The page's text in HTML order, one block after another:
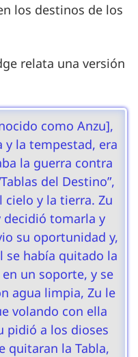
los destinos de los
relata una versión
como Anzu],
la tempestad, era
la guerra contra
del Destino”,
cielo y la tierra. Zu
decidió tomarla y
su oportunidad y,
se había quitado la
un soporte, y se
agua limpia, Zu le
volando con ella
pidió a los dioses
quitaran la Tabla,